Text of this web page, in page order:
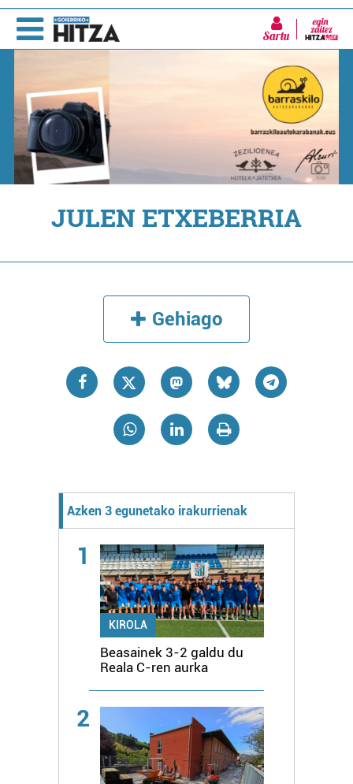
Sartu
JULEN ETXEBERRIA
Gehiago
Azken 3 egunetako irakurrienak
1
KIROLA
Beasainek 3-2 galdu du
Reala C-ren aurka
2